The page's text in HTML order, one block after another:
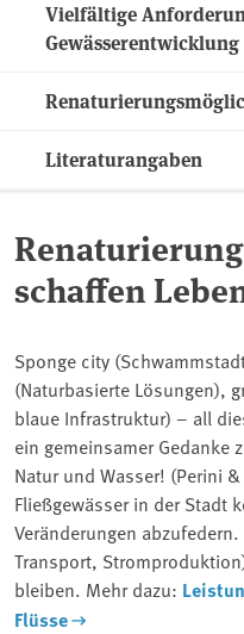
Vielfältige
Gewässerentwicklung
Literaturangaben
schaffen
Sponge city
(Naturbasierte Lösungen),
blaue Infrastruktur) – all
ein gemeinsamer Gedanke
Natur und Wasser! (Perini
Fließgewässer in der Stadt
Veränderungen
Transport,
bleiben. Mehr dazu:
Flüsse